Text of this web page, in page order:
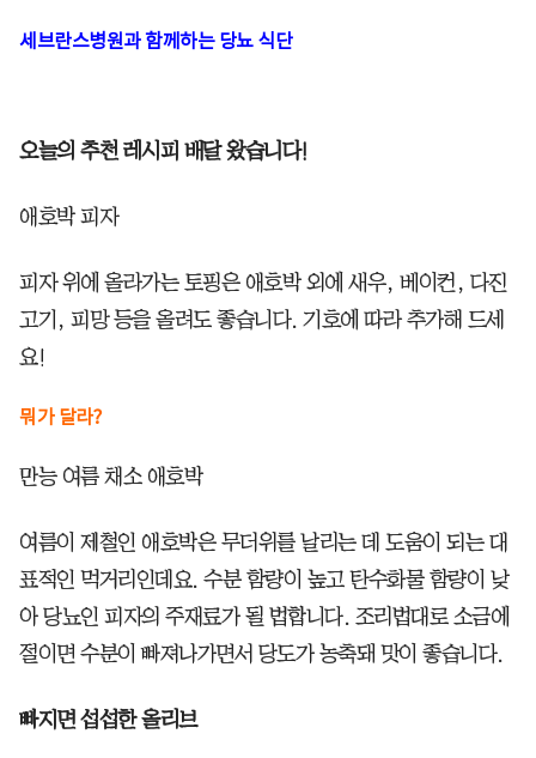
세브란스병원과 함께하는 당뇨 식단
오늘의 추천 레시피 배달 왔습니다!
애호박 피자
피자 위에 올라가는 토핑은 애호박 외에 새우, 베이컨, 다진
고기, 피망 등을 올려도 좋습니다. 기호에 따라 추가해 드세
요!
뭐가 달라?
만능 여름 채소 애호박
여름이 제철인 애호박은 무더위를 날리는 데 도움이 되는 대
표적인 먹거리인데요. 수분 함량이 높고 탄수화물 함량이 낮
아 당뇨인 피자의 주재료가 될 법합니다. 조리법대로 소금에
절이면 수분이 빠져나가면서 당도가 농축돼 맛이 좋습니다.
빠지면 섭섭한 올리브